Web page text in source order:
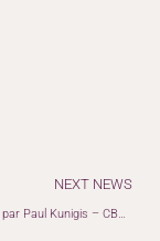
NEXT NEWS